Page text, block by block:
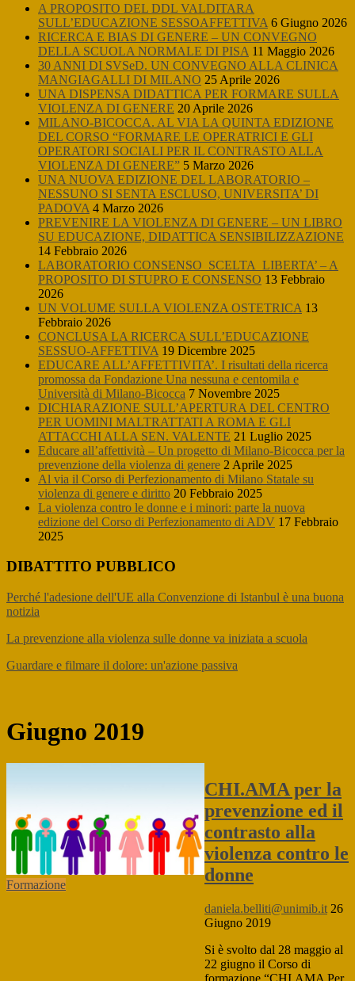
A PROPOSITO DEL DDL VALDITARA
SULL’EDUCAZIONE SESSOAFFETTIVA 6 Giugno 2026
RICERCA E BIAS DI GENERE – UN CONVEGNO
DELLA SCUOLA NORMALE DI PISA 11 Maggio 2026
30 ANNI DI SVSeD. UN CONVEGNO ALLA CLINICA
MANGIAGALLI DI MILANO 25 Aprile 2026
UNA DISPENSA DIDATTICA PER FORMARE SULLA
VIOLENZA DI GENERE 20 Aprile 2026
MILANO-BICOCCA. AL VIA LA QUINTA EDIZIONE
DEL CORSO “FORMARE LE OPERATRICI E GLI
OPERATORI SOCIALI PER IL CONTRASTO ALLA
VIOLENZA DI GENERE” 5 Marzo 2026
UNA NUOVA EDIZIONE DEL LABORATORIO –
NESSUNO SI SENTA ESCLUSO, UNIVERSITA’ DI
PADOVA 4 Marzo 2026
PREVENIRE LA VIOLENZA DI GENERE – UN LIBRO
SU EDUCAZIONE, DIDATTICA SENSIBILIZZAZIONE
14 Febbraio 2026
LABORATORIO CONSENSO_SCELTA_LIBERTA’ – A
PROPOSITO DI STUPRO E CONSENSO 13 Febbraio
2026
UN VOLUME SULLA VIOLENZA OSTETRICA 13
Febbraio 2026
CONCLUSA LA RICERCA SULL’EDUCAZIONE
SESSUO-AFFETTIVA 19 Dicembre 2025
EDUCARE ALL’AFFETTIVITA’. I risultati della ricerca
promossa da Fondazione Una nessuna e centomila e
Università di Milano-Bicocca 7 Novembre 2025
DICHIARAZIONE SULL’APERTURA DEL CENTRO
PER UOMINI MALTRATTATI A ROMA E GLI
ATTACCHI ALLA SEN. VALENTE 21 Luglio 2025
Educare all’affettività – Un progetto di Milano-Bicocca per la
prevenzione della violenza di genere 2 Aprile 2025
Al via il Corso di Perfezionamento di Milano Statale su
violenza di genere e diritto 20 Febbraio 2025
La violenza contro le donne e i minori: parte la nuova
edizione del Corso di Perfezionamento di ADV 17 Febbraio
2025
DIBATTITO PUBBLICO
Perché l'adesione dell'UE alla Convenzione di Istanbul è una buona
notizia
La prevenzione alla violenza sulle donne va iniziata a scuola
Guardare e filmare il dolore: un'azione passiva
Giugno 2019
Formazione
CHI.AMA per la
prevenzione ed il
contrasto alla
violenza contro le
donne
daniela.belliti@unimib.it 26
Giugno 2019
Si è svolto dal 28 maggio al
22 giugno il Corso di
formazione “CHI.AMA Per